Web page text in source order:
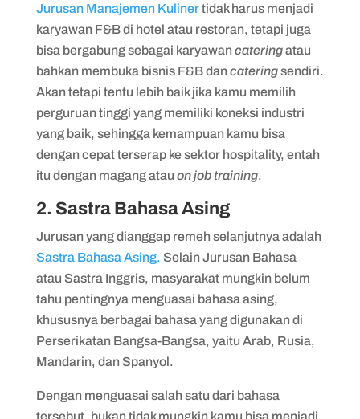
Jurusan Manajemen Kulinertidak harus menjadi
karyawan F&B di hotel atau restoran, tetapi juga
bisa bergabung sebagai karyawancateringatau
bahkan membuka bisnis F&B dancateringsendiri.
Akan tetapi tentu lebih baik jika kamu memilih
perguruan tinggi yang memiliki koneksi industri
yang baik, sehingga kemampuan kamu bisa
dengan cepat terserap ke sektor hospitality, entah
itu dengan magang atau on job training.
2. Sastra Bahasa Asing
Jurusan yang dianggap remeh selanjutnya adalah
Sastra Bahasa Asing. Selain Jurusan Bahasa
atau Sastra Inggris, masyarakat mungkin belum
tahu pentingnya menguasai bahasa asing,
khususnya berbagai bahasa yang digunakan di
Perserikatan Bangsa-Bangsa, yaitu Arab, Rusia,
Mandarin, dan Spanyol.
Dengan menguasai salah satu dari bahasa
tersebut, bukan tidak mungkin kamu bisa menjadi